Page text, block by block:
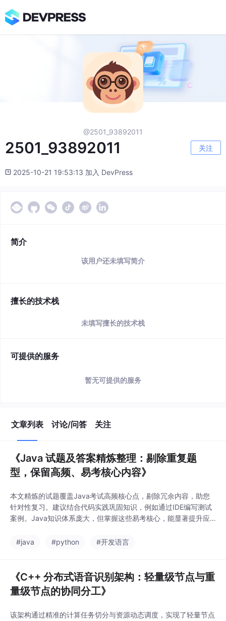
@2501_93892011
2501_93892011 关注
2025-10-21 19:53:13 加入 DevPress
简介
该用户还未填写简介
擅长的技术栈
未填写擅长的技术栈
可提供的服务
暂无可提供的服务
文章列表 讨论/问答 关注
《Java 试题及答案精炼整理：剔除重复题
型，保留高频、易考核心内容》
本文精炼的试题覆盖Java考试高频核心点，剔除冗余内容，助您
针对性复习。建议结合代码实践巩固知识，例如通过IDE编写测试
案例。Java知识体系庞大，但掌握这些易考核心，能显著提升应
#java
#python #开发语言
《C++ 分布式语音识别架构：轻量级节点与重
量级节点的协同分工》
该架构通过精准的计算任务切分与资源动态调度，实现了轻量节点